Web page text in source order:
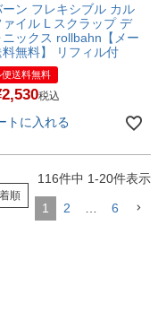
ーン フレキシブル カル
ァイル L スクラップ デ
ニックス rollbahn【メー
料無料】 リフィル付
便送料無料
2,530税込
トに入れる
順
116件中 1-20件表示
1 2 6